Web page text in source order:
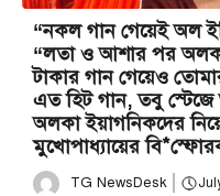
“নকল গান গেয়েই অল
“লতা ও আশার পর
টাকার গান গেয়েও
এত হিট গান, তবু স্টেজে
অলকা ইয়াগনিকদের
মুখোপাধ্যায়ের
TG NewsDesk